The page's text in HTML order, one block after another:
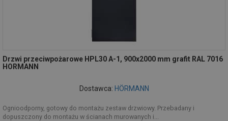
Drzwi przeciwpożarowe HPL30 A-1, 900x2000 mm grafit RAL 7016
HORMANN
Dostawca: HÖRMANN
Ognioodporny, gotowy do montażu zestaw drzwiowy. Przebadany i
dopuszczony do montażu w ścianach murowanych i...